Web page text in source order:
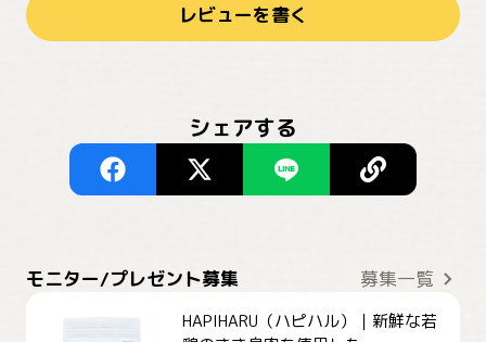
レビューを書く
シェアする
モニター/プレゼント募集 募集一覧
HAPIHARU（ハピハル）｜新鮮な若